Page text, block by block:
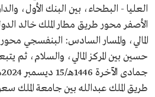
العليا - البطحاء، بين البنك الأول،
المالي، والمسار السادس: البنفسجي
طريق الملك عبدالله بين جامعة الملك